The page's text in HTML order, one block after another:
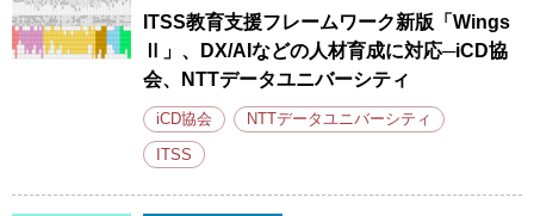
ITSS教育支援フレームワーク新版「Wings
Ⅱ」、DX/AIなどの人材育成に対応─iCD協
会、NTTデータユニバーシティ
iCD協会 NTTデータユニバーシティ
ITSS